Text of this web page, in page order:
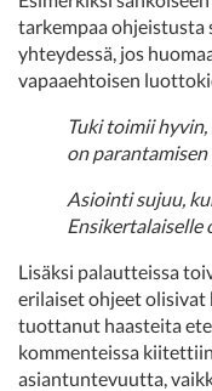
tarkempaa ohjeistusta
yhteydessä, jos
vapaaehtoisen
Tuki toimii
on parantamisen
Asiointi sujuu,
Ensikertalaiselle
Lisäksi palautteissa
erilaiset ohjeet olisivat
tuottanut haasteita
kommenteissa
asiantuntevuutta,